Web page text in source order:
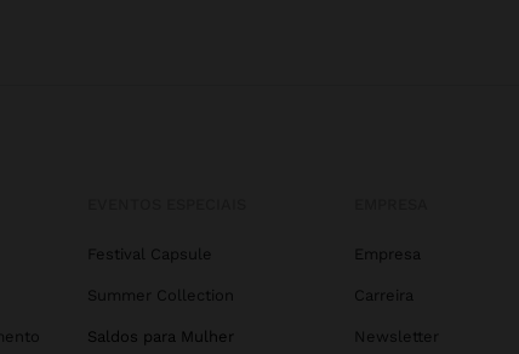
Festival Capsule
Summer Collection
Saldos para Mulher
Empresa
Carreira
Newsletter